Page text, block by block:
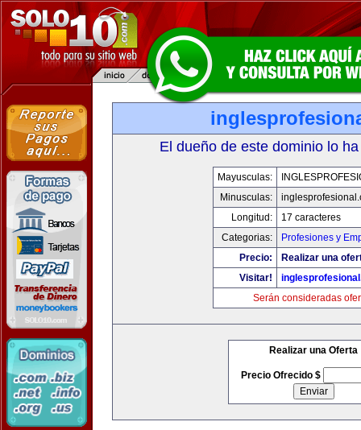
El dueño de este dominio lo
Mayusculas:
Minusculas:
Longitud:
17 caracteres
Categorias:
Profesiones y
Precio:
Realizar una
Visitar!
Serán consideradas
Realizar una Oferta
Precio Ofrecido $